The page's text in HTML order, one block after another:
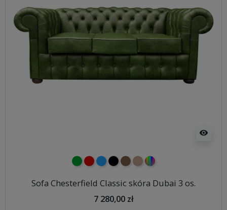
visibility
zielonyczerwony
niebieski
czarnybrązowy
jasnobrązowy
wybór koloru
Sofa Chesterfield Classic skóra Dubai 3 os.
7 280,00 zł